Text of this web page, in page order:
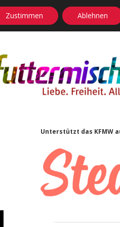
facebookrss
Sidebar
Unterstützt das KFMW
Zustimmen Ablehnen